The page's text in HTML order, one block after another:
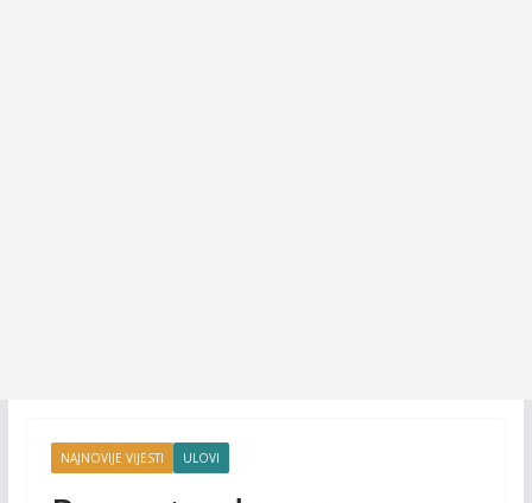
NAJNOVIJE VIJESTI ULOVI